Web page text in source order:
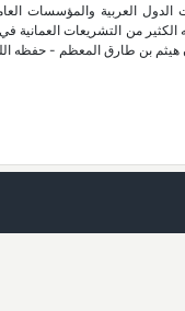
العربية والمؤسسات
من التشريعات العمانية
هيثم بن طارق المعظم - حفظه